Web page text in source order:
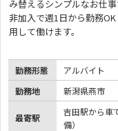
み替えるシンプルなお仕
非加入で週1日から勤務
用して働けます。
勤務形態
アルバイト
勤務地
新潟県燕市
最寄駅
吉田駅から車
備）